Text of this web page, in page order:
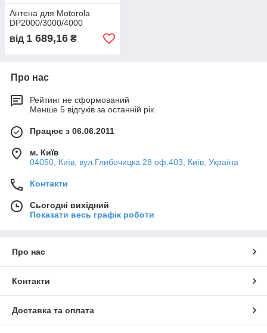
Антена для Motorola
DP2000/3000/4000
від 1 689,16 ₴
Про нас
Рейтинг не сформований
Менше 5 відгуків за останній рік
Працює з 06.06.2011
м. Київ
04050, Київ, вул.Глибочицка 28 оф.403, Київ, Україна
Контакти
Сьогодні вихідний
Показати весь графік роботи
Про нас
Контакти
Доставка та оплата